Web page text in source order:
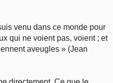
venu dans ce monde pour
qui ne voient pas, voient ; et
aveugles » (Jean